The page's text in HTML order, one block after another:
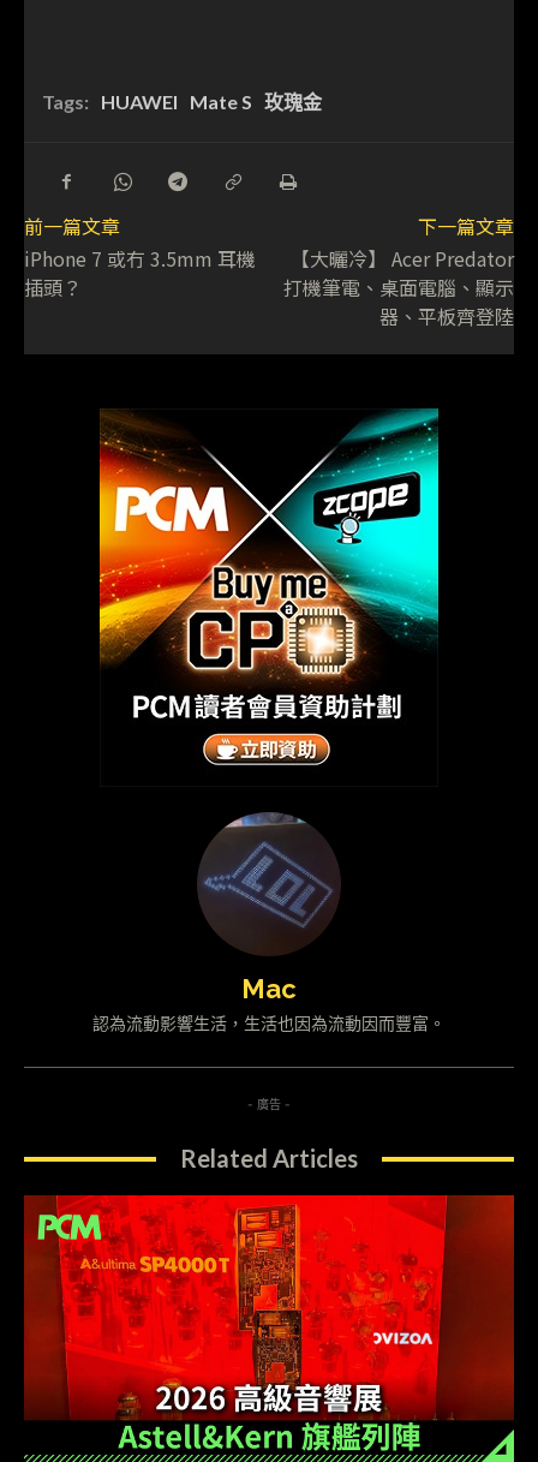
Tags: HUAWEI Mate S 玫瑰金
前一篇文章
iPhone 7 或冇 3.5mm 耳機
插頭？
下一篇文章
【大曬冷】 Acer Predator
打機筆電、桌面電腦、顯示
器、平板齊登陸
Mac
認為流動影響生活，生活也因為流動因而豐富。
- 廣告 -
Related Articles